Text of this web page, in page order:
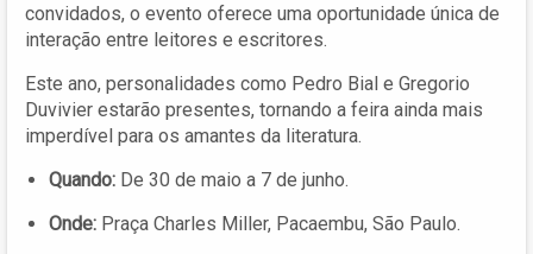
convidados, o evento oferece uma oportunidade única de
interação entre leitores e escritores.
Este ano, personalidades como Pedro Bial e Gregorio
Duvivier estarão presentes, tornando a feira ainda mais
imperdível para os amantes da literatura.
Quando: De 30 de maio a 7 de junho.
Onde: Praça Charles Miller, Pacaembu, São Paulo.